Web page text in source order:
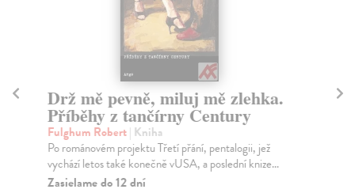
Drž mě pevně, miluj mě zlehka.
Příběhy z tančírny Century
Fulghum Robert| Kniha
Po románovém projektu Třetí přání, pentalogii, jež
vychází letos také konečně vUSA, a poslední knize...
Zasielame do 12 dní